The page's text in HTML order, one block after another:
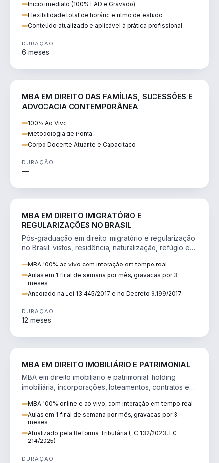
Inicio imediato (100% EAD e Gravado)
Flexibilidade total de horário e ritmo de estudo
Conteúdo atualizado e aplicável à prática profissional
DURAÇÃO
6 meses
MBA EM DIREITO DAS FAMÍLIAS, SUCESSÕES E
ADVOCACIA CONTEMPORÂNEA
100% Ao Vivo
Metodologia de Ponta
Corpo Docente Atuante e Capacitado
DURAÇÃO
—
MBA EM DIREITO IMIGRATÓRIO E
REGULARIZAÇÕES NO BRASIL
Pós-graduação em direito imigratório e regularização
no Brasil: vistos, residência, naturalização, refúgio e
MBA 100% ao vivo com interação em tempo real
Aulas em 1 final de semana por mês, gravadas por 3
meses
Ancorado na Lei 13.445/2017 e no Decreto 9.199/2017
DURAÇÃO
12 meses
MBA EM DIREITO IMOBILIÁRIO E PATRIMONIAL
MBA em direito imobiliário e patrimonial: holding
imobiliária, incorporações, loteamentos, contratos e
MBA 100% online e ao vivo, com interação em tempo real
Aulas em 1 final de semana por mês, gravadas por 3
meses
Atualizado pela Reforma Tributária (EC 132/2023, LC
214/2025)
DURAÇÃO